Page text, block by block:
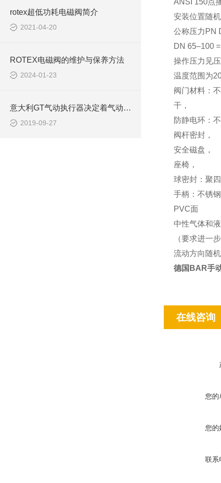
rotex超低功耗电磁阀简介
2021-04-20
ROTEX电磁阀的维护与保养方法
2024-01-23
意大利GT气动执行器决定着气动阀门整体的执行效率
2019-09-27
ANSI 150点
安装位置随机
公称压力PN
DN 65–100
操作压力见
温度范围为
阀门材料：
干，
防静电环：
阀杆密封，
安全磁盘，
座椅，
球密封：聚
手柄：不锈
PVC面
中性气体和
（要求进一
流动方向随机
德国BAR手
在线咨询
您的
您的
联系